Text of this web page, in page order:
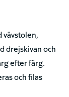
vävstolen,
drejskivan och
efter färg.
och filas